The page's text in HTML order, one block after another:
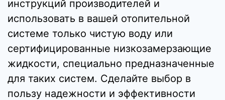
инструкций производителей и
использовать в вашей отопительной
системе только чистую воду или
сертифицированные низкозамерзающие
жидкости, специально предназначенные
для таких систем. Сделайте выбор в
пользу надежности и эффективности